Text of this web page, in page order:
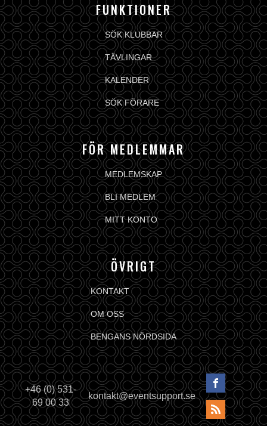
FUNKTIONER
SÖK KLUBBAR
TÄVLINGAR
KALENDER
SÖK FÖRARE
FÖR MEDLEMMAR
MEDLEMSKAP
BLI MEDLEM
MITT KONTO
ÖVRIGT
KONTAKT
OM OSS
BENGANS NÖRDSIDA
+46 (0) 531-
69 00 33
kontakt@eventsupport.se